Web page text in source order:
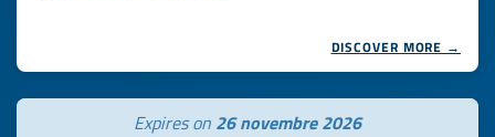
DISCOVER MORE →
Expires on 26 novembre 2026